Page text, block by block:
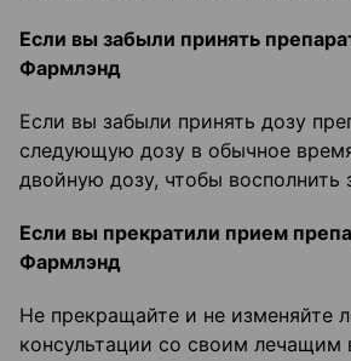
Если вы забыли принять
Фармлэнд
Если вы забыли принять дозу
следующую дозу в обычное
двойную дозу, чтобы восполнить
Если вы прекратили прием
Фармлэнд
Не прекращайте и не изменяйте
консультации со своим лечащим